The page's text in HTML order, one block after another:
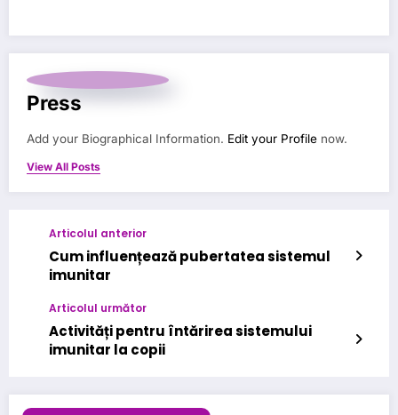
Press
Add your Biographical Information. Edit your Profile now.
View All Posts
Articolul anterior
Cum influențează pubertatea sistemul
imunitar
Articolul următor
Activități pentru întărirea sistemului
imunitar la copii